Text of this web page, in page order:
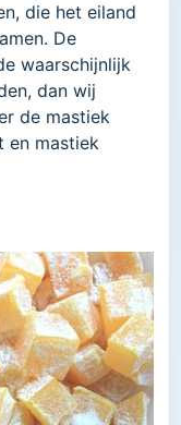
die het eiland
De
waarschijnlijk
dan wij
de mastiek
en mastiek